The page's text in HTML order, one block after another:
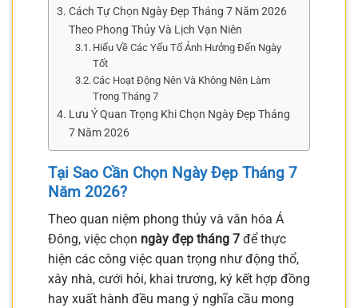
Cách Tự Chọn Ngày Đẹp Tháng 7 Năm 2026
Theo Phong Thủy Và Lịch Vạn Niên
Hiểu Về Các Yếu Tố Ảnh Hưởng Đến Ngày
Tốt
Các Hoạt Động Nên Và Không Nên Làm
Trong Tháng 7
Lưu Ý Quan Trọng Khi Chọn Ngày Đẹp Tháng
7 Năm 2026
Tại Sao Cần Chọn Ngày Đẹp Tháng 7
Năm 2026?
Theo quan niệm phong thủy và văn hóa Á
Đông, việc chọn ngày đẹp tháng 7 để thực
hiện các công việc quan trọng như động thổ,
xây nhà, cưới hỏi, khai trương, ký kết hợp đồng
hay xuất hành đều mang ý nghĩa cầu mong